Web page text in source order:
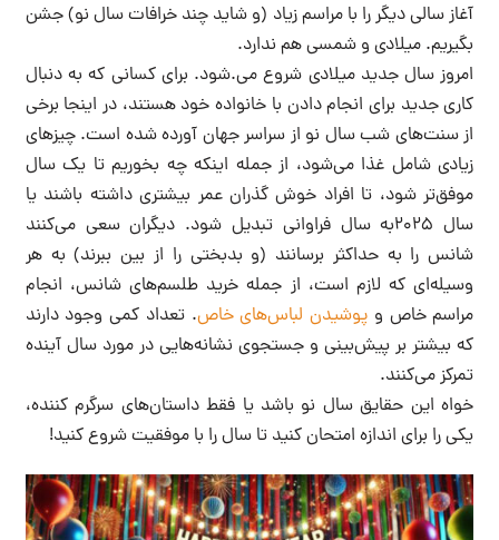
آغاز سالی دیگر را با مراسم زیاد (و شاید چند خرافات سال نو) جشن
بگیریم. میلادی و شمسی هم ندارد.
امروز سال جدید میلادی شروع می.شود. برای کسانی که به دنبال
کاری جدید برای انجام دادن با خانواده خود هستند، در اینجا برخی
از سنت‌های شب سال نو از سراسر جهان آورده شده است. چیزهای
زیادی شامل غذا می‌شود، از جمله اینکه چه بخوریم تا یک سال
موفق‌تر شود، تا افراد خوش گذران عمر بیشتری داشته باشند یا
سال ۲۰۲۵به سال فراوانی تبدیل شود. دیگران سعی می‌کنند
شانس را به حداکثر برسانند (و بدبختی را از بین ببرند) به هر
وسیله‌ای که لازم است، از جمله خرید طلسم‌های شانس، انجام
مراسم خاص و پوشیدن لباس‌های خاص. تعداد کمی وجود دارند
که بیشتر بر پیش‌بینی و جستجوی نشانه‌هایی در مورد سال آینده
تمرکز می‌کنند.
خواه این حقایق سال نو باشد یا فقط داستان‌های سرگرم کننده،
یکی را برای اندازه امتحان کنید تا سال را با موفقیت شروع کنید!